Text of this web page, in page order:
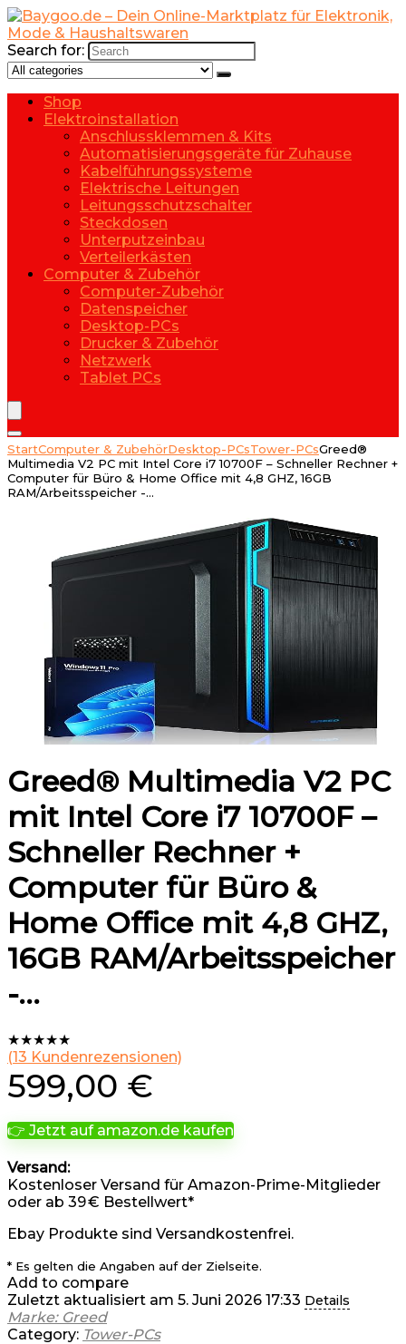
Search for:
Shop
Elektroinstallation
Anschlussklemmen & Kits
Automatisierungsgeräte für Zuhause
Kabelführungssysteme
Elektrische Leitungen
Leitungsschutzschalter
Steckdosen
Unterputzeinbau
Verteilerkästen
Computer & Zubehör
Computer-Zubehör
Datenspeicher
Desktop-PCs
Drucker & Zubehör
Netzwerk
Tablet PCs
StartComputer & ZubehörDesktop-PCsTower-PCsGreed®
Multimedia V2 PC mit Intel Core i7 10700F – Schneller Rechner +
Computer für Büro & Home Office mit 4,8 GHZ, 16GB
RAM/Arbeitsspeicher -…
Greed® Multimedia V2 PC
mit Intel Core i7 10700F –
Schneller Rechner +
Computer für Büro &
Home Office mit 4,8 GHZ,
16GB RAM/Arbeitsspeicher
-…
★★★★★
(13 Kundenrezensionen)
599,00 €
👉 Jetzt auf amazon.de kaufen
Versand:
Kostenloser Versand für Amazon-Prime-Mitglieder
oder ab 39 € Bestellwert*
Ebay Produkte sind Versandkostenfrei.
* Es gelten die Angaben auf der Zielseite.
Add to compare
Zuletzt aktualisiert am 5. Juni 2026 17:33 Details
Marke: Greed
Category: Tower-PCs